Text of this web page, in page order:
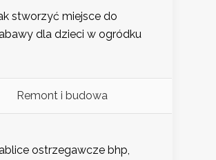
stworzyć miejsce do
dla dzieci w ogródku
Remont i budowa
ostrzegawcze bhp,